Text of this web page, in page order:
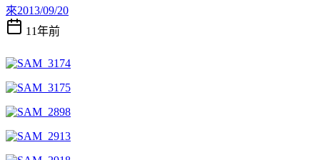
來2013/09/20
11年前